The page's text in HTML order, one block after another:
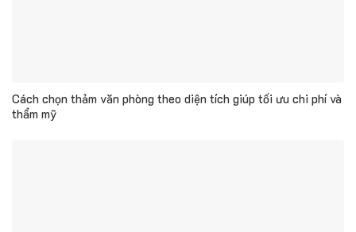
Cách chọn thảm văn phòng theo diện tích giúp tối ưu chi phí và
thẩm mỹ